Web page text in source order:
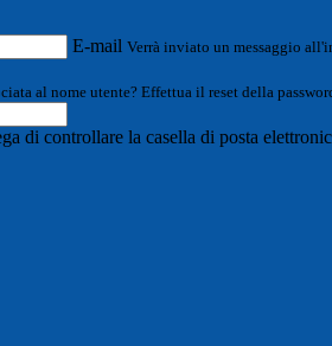
E-mail Verrà inviato un messaggio
al nome utente? Effettua il reset della
di controllare la casella di posta